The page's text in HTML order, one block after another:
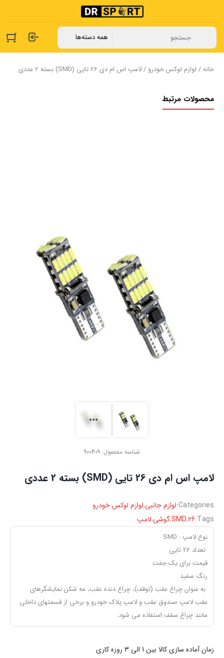
خانه/ لوازم لوکس خودرو / لامپ اس ام دی 26 تایی (SMD) بسته 2 عددی
محصولات مرتبط
شناسه محصول: 900409
لامپ اس ام دی 26 تایی (SMD) بسته 2 عددی
Categories: لوازم جانبی,لوازم لوکس خودرو
Tags:
26
,
SMD
,گوشی,لامپ
نوع لامپ : SMD
تعداد 26 تایی
قیمت برای یک جفت
رنگ سفید
به عنوان چراغ عقب (توقف)، چراغ دنده عقب، مه شکن نمایشگرهای
عقب لامپ صندوق عقب و لامپ پلاک خودرو و برخی از قسمتهای داخلی
مانند چراغ سقف استفاده می شود.
زمان آماده سازی کالا بین 1 الی 3 روزه کاری